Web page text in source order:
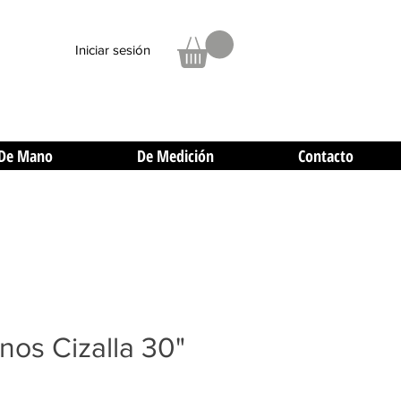
Iniciar sesión
Mano De Medición Contacto
Cizalla 30"